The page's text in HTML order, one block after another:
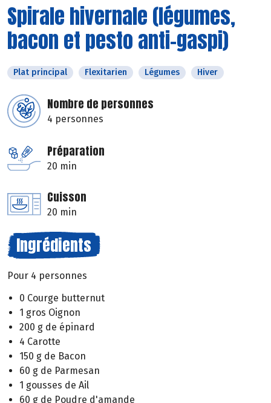
Spirale hivernale (légumes,
bacon et pesto anti-gaspi)
Plat principal Flexitarien Légumes Hiver
Nombre de personnes
4 personnes
Préparation
20 min
Cuisson
20 min
Ingrédients
Pour 4 personnes
0 Courge butternut
1 gros Oignon
200 g de épinard
4 Carotte
150 g de Bacon
60 g de Parmesan
1 gousses de Ail
60 g de Poudre d'amande